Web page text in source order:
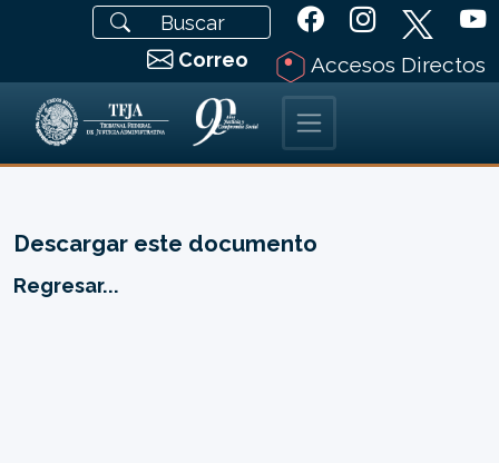
Correo Accesos Directos
Descargar este documento
Regresar...